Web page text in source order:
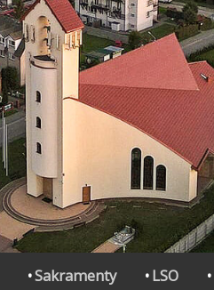
Sakramenty LSO